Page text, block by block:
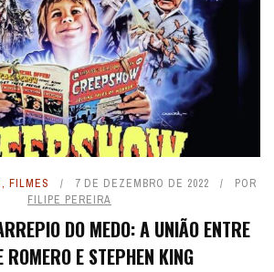
, FILMES 7 DE DEZEMBRO DE 2022
POR
FILIPE PEREIRA
DO MEDO: A UNIÃO ENTRE
ROMERO E STEPHEN KING